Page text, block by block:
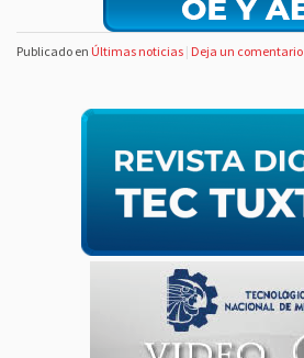
Publicado en Últimas noticias | Deja un comentario